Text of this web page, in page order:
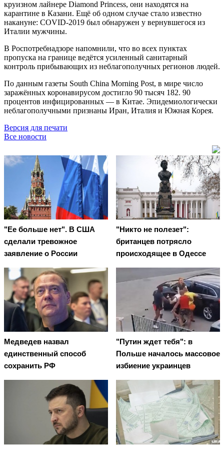
круизном лайнере Diamond Princess, они находятся на
карантине в Казани. Ещё об одном случае стало известно
накануне: COVID-2019 был обнаружен у вернувшегося из
Италии мужчины.
В Роспотребнадзоре напомнили, что во всех пунктах
пропуска на границе ведётся усиленный санитарный
контроль прибывающих из неблагополучных регионов людей.
По данным газеты South China Morning Post, в мире число
заражённых коронавирусом достигло 90 тысяч 182. 90
процентов инфицированных — в Китае. Эпидемиологически
неблагополучными признаны Иран, Италия и Южная Корея.
Версия для печати
Все новости
"Ее больше нет". В США
сделали тревожное
заявление о России
"Никто не полезет":
британцев потрясло
происходящее в Одессе
Медведев назвал
единственный способ
сохранить РФ
"Путин ждет тебя": в
Польше началось массовое
избиение украинцев